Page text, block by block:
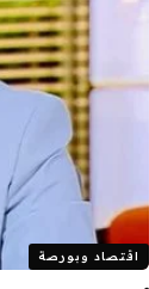
اقتصاد وبورصة